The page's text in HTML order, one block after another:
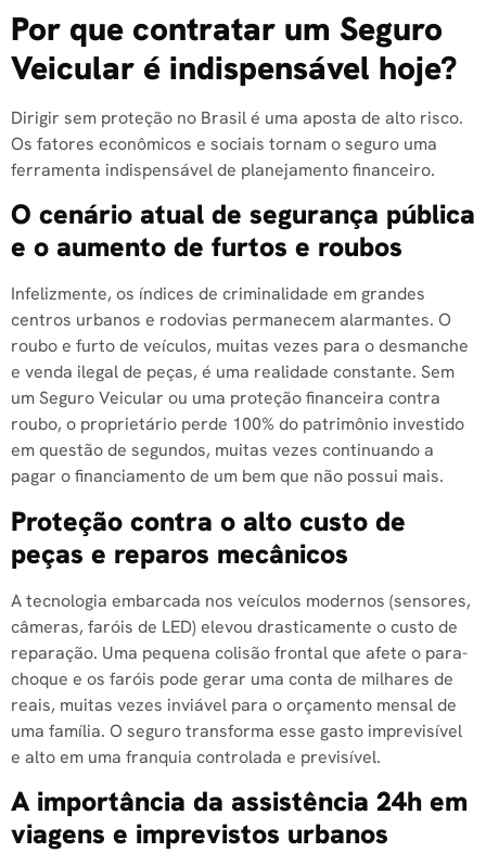
Por que contratar um Seguro
Veicular é indispensável hoje?
Dirigir sem proteção no Brasil é uma aposta de alto risco.
Os fatores econômicos e sociais tornam o seguro uma
ferramenta indispensável de planejamento financeiro.
O cenário atual de segurança pública
e o aumento de furtos e roubos
Infelizmente, os índices de criminalidade em grandes
centros urbanos e rodovias permanecem alarmantes. O
roubo e furto de veículos, muitas vezes para o desmanche
e venda ilegal de peças, é uma realidade constante. Sem
um Seguro Veicular ou uma proteção financeira contra
roubo, o proprietário perde 100% do patrimônio investido
em questão de segundos, muitas vezes continuando a
pagar o financiamento de um bem que não possui mais.
Proteção contra o alto custo de
peças e reparos mecânicos
A tecnologia embarcada nos veículos modernos (sensores,
câmeras, faróis de LED) elevou drasticamente o custo de
reparação. Uma pequena colisão frontal que afete o para-
choque e os faróis pode gerar uma conta de milhares de
reais, muitas vezes inviável para o orçamento mensal de
uma família. O seguro transforma esse gasto imprevisível
e alto em uma franquia controlada e previsível.
A importância da assistência 24h em
viagens e imprevistos urbanos